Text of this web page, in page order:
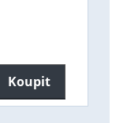
Koupit